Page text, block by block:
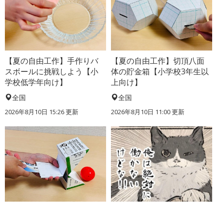
【夏の自由工作】手作りバ
スボールに挑戦しよう【小
学校低学年向け】
全国
2026年8月10日 15:26更新
【夏の自由工作】切頂八面
体の貯金箱【小学校3年生以
上向け】
全国
2026年8月10日 11:00更新